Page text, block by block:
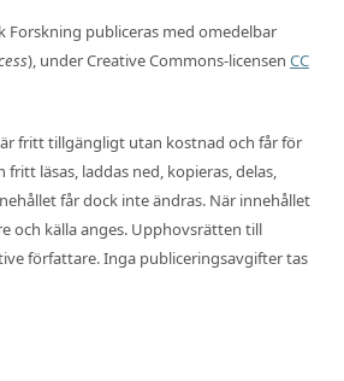
Forskning publiceras med omedelbar
), under Creative Commons-licensen CC
fritt tillgängligt utan kostnad och får för
fritt läsas, laddas ned, kopieras, delas,
får dock inte ändras. När innehållet
och källa anges. Upphovsrätten till
författare. Inga publiceringsavgifter tas